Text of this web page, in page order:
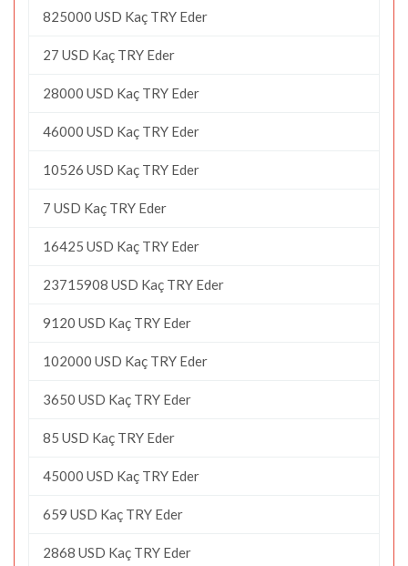
825000 USD Kaç TRY Eder
27 USD Kaç TRY Eder
28000 USD Kaç TRY Eder
46000 USD Kaç TRY Eder
10526 USD Kaç TRY Eder
7 USD Kaç TRY Eder
16425 USD Kaç TRY Eder
23715908 USD Kaç TRY Eder
9120 USD Kaç TRY Eder
102000 USD Kaç TRY Eder
3650 USD Kaç TRY Eder
85 USD Kaç TRY Eder
45000 USD Kaç TRY Eder
659 USD Kaç TRY Eder
2868 USD Kaç TRY Eder